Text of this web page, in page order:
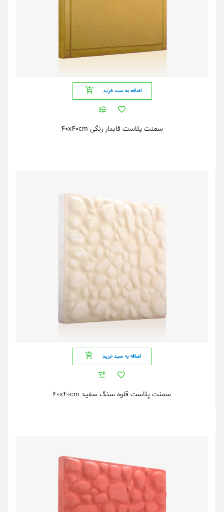
اضافه به سبد خرید
سمنت پلاست قابدار رنگی 40x40cm
اضافه به سبد خرید
سمنت پلاست قلوه سنگ سفید 40x40cm